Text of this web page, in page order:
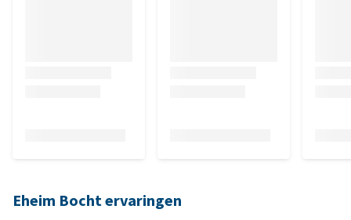
Eheim Bocht ervaringen